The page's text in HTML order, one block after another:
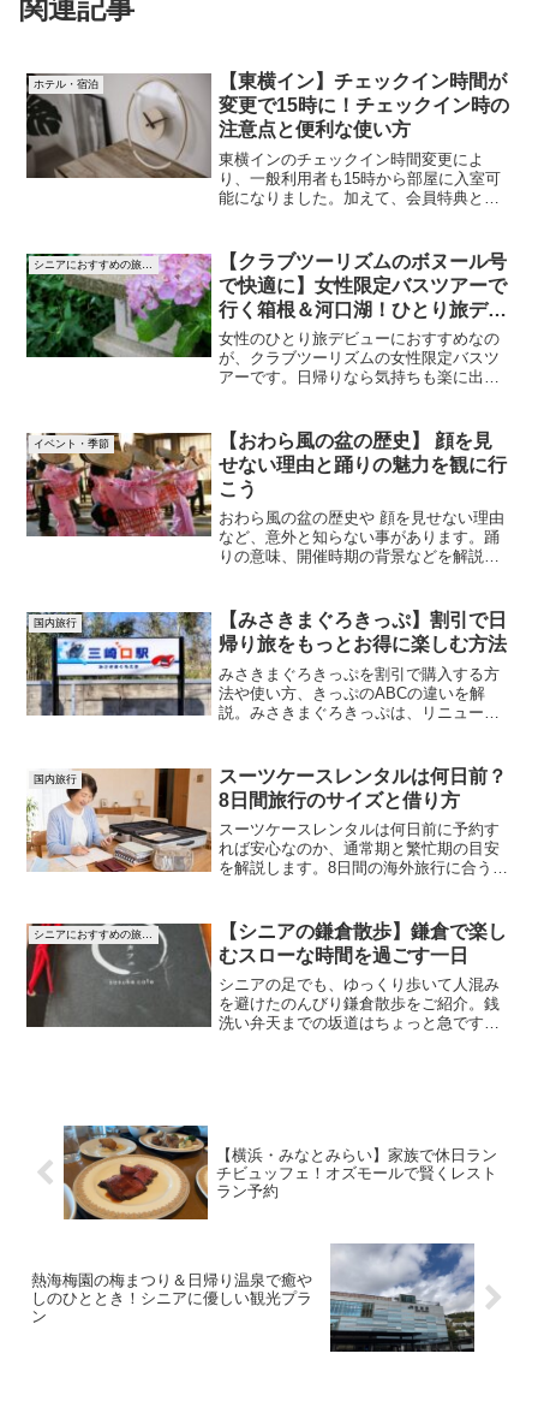
関連記事
ホテル・宿泊
【東横イン】チェックイン時間が
変更で15時に！チェックイン時の
注意点と便利な使い方
東横インのチェックイン時間変更によ
り、一般利用者も15時から部屋に入室可
能になりました。加えて、会員特典との
ます。東横インのチェックイン時間が変
更になった事でより利用しやすい滞在を
実感してください。
【クラブツーリズムのボヌール号
で快適に】女性限定バスツアーで
行く箱根＆河口湖！ひとり旅デビ
ューに最適！
女性のひとり旅デビューにおすすめなの
が、クラブツーリズムの女性限定バスツ
アーです。日帰りなら気持ちも楽に出か
です。女性が手掛けたボヌール号の至れ
り尽くせりの空間に身をまかせ、ひとり
旅を存分に満喫してください。
イベント・季節
【おわら風の盆の歴史】 顔を見
せない理由と踊りの魅力を観に行
こう
おわら風の盆の歴史や 顔を見せない理由
など、意外と知らない事があります。踊
りの意味、開催時期の背景などを解説。
んか。クラブツーリズム主催の添乗員同
行のツアー紹介もしています。
国内旅行
【みさきまぐろきっぷ】割引で日
帰り旅をもっとお得に楽しむ方法
みさきまぐろきっぷを割引で購入する方
法や使い方、きっぷのABCの違いを解
説。みさきまぐろきっぷは、リニューア
三浦半島の旅をもっとお得に楽しもう。
国内旅行
スーツケースレンタルは何日前？
8日間旅行のサイズと借り方
スーツケースレンタルは何日前に予約す
れば安心なのか、通常期と繁忙期の目安
を解説します。8日間の海外旅行に合う容
する50代60代にも分かりやすく紹介しま
す。
シニアにおすすめの旅先アイデア
【シニアの鎌倉散歩】鎌倉で楽し
むスローな時間を過ごす一日
シニアの足でも、ゆっくり歩いて人混み
を避けたのんびり鎌倉散歩をご紹介。銭
洗い弁天までの坂道はちょっと急です
【横浜・みなとみらい】家族で休日ラン
チビュッフェ！オズモールで賢くレスト
ラン予約
熱海梅園の梅まつり＆日帰り温泉で癒や
しのひととき！シニアに優しい観光プラ
ン